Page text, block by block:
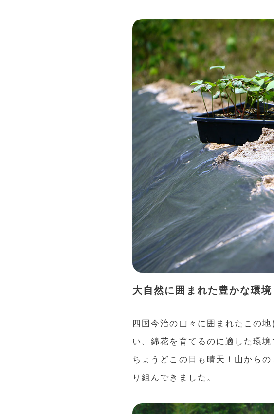
大自然に囲まれた豊かな環境
四国今治の山々に囲まれたこの
い、綿花を育てるのに適した環境
ちょうどこの日も晴天！山から
り組んできました。